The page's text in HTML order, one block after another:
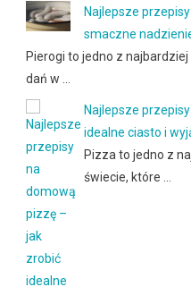
Najlepsze
smaczne
Pierogi to jedno z
dań w …
Najlepsze
idealne ciasto i
Pizza to jedno z
świecie, które …